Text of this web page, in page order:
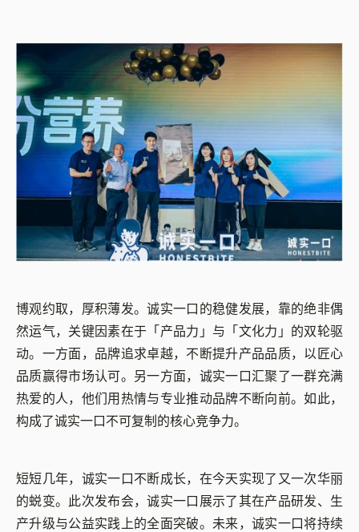
博观约取，厚积薄发。诚实一口的稳健发展，靠的绝非偶
然运气，关键因素在于「产品力」与「文化力」的双轮驱
动。一方面，品牌追求卓越，不断提升产品品质，以匠心
品质赢得市场认可。另一方面，诚实一口汇聚了一群充满
热爱的人，他们用热情与专业推动品牌不断向前。如此，
构成了诚实一口不可复制的核心竞争力。
短短几年，诚实一口不断成长，在今天实现了又一次华丽
的蜕变。此次发布会，诚实一口展示了其在产品研发、生
产升级与公益实践上的全面突破。未来，诚实一口将持续